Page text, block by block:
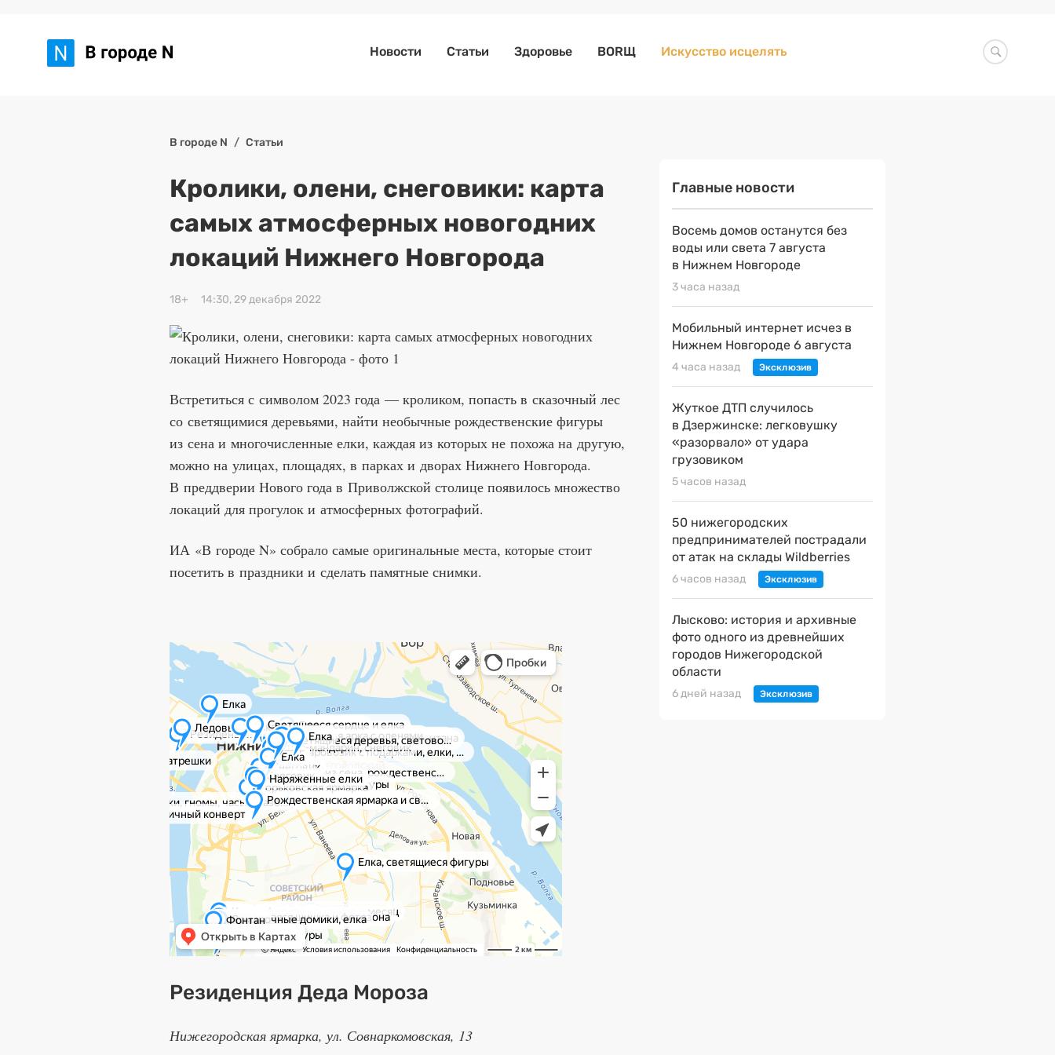
Новости Статьи Здоровье BORЩ Искусство исцелять
В городе N Статьи
Кролики, олени, снеговики: карта
самых атмосферных новогодних
локаций Нижнего Новгорода
18+ 14:30, 29 декабря 2022
Встретиться с символом 2023 года — кроликом, попасть в сказочный лес
со светящимися деревьями, найти необычные рождественские фигуры
из сена и многочисленные елки, каждая из которых не похожа на другую,
можно на улицах, площадях, в парках и дворах Нижнего Новгорода.
В преддверии Нового года в Приволжской столице появилось множество
локаций для прогулок и атмосферных фотографий.
ИА «В городе N» собрало самые оригинальные места, которые стоит
посетить в праздники и сделать памятные снимки.
Резиденция Деда Мороза
Нижегородская ярмарка, ул. Совнаркомовская, 13
Главные новости
Восемь домов останутся без
воды или света 7 августа
в Нижнем Новгороде
3 часа назад
Мобильный интернет исчез в
Нижнем Новгороде 6 августа
4 часа назад
Жуткое ДТП случилось
в Дзержинске: легковушку
«разорвало» от удара
грузовиком
5 часов назад
50 нижегородских
предпринимателей пострадали
от атак на склады Wildberries
6 часов назад
Лысково: история и архивные
фото одного из древнейших
городов Нижегородской
области
6 дней назад